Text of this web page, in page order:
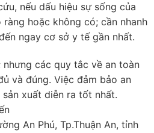
nếu dấu hiệu sự sống của
ràng hoặc không có; cần nhanh
ngay cơ sở y tế gần nhất.
các quy tắc về an toàn
và đúng. Việc đảm bảo an
xuất diễn ra tốt nhất.
An Phú, Tp.Thuận An, tỉnh